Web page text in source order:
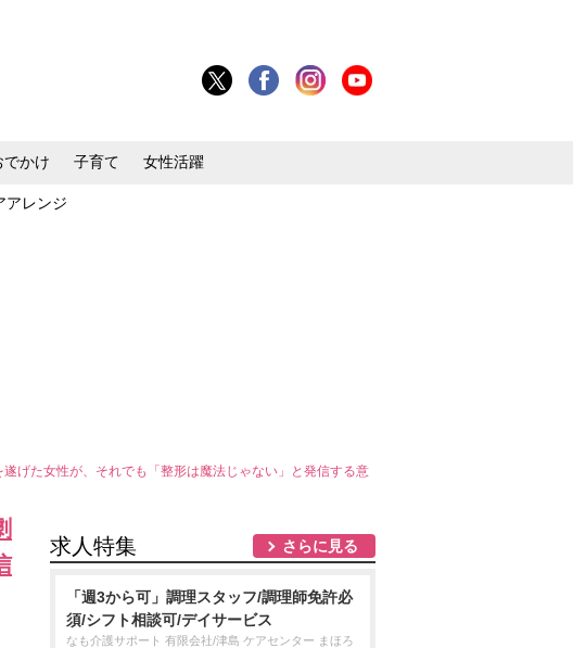
アレンジ
でかけ 子育て 女性活躍
げた女性が、それでも「整形は魔法じゃない」と発信する意
求人特集 さらに見る
「週3から可」調理スタッフ/調理師免許必
須/シフト相談可/デイサービス
なも介護サポート 有限会社/津島 ケアセンター まほろ